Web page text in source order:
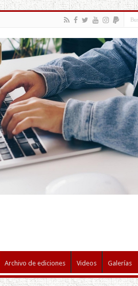
Archivo de ediciones Videos Galerías